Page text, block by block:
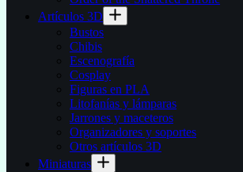
Artículos 3D
Bustos
Chibis
Escenografía
Cosplay
Figuras en PLA
Litofanías y lámparas
Jarrones y maceteros
Organizadores y soportes
Otros artículos 3D
Miniaturas